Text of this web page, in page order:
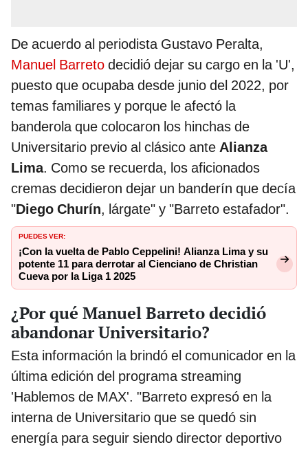
De acuerdo al periodista Gustavo Peralta,
Manuel Barreto decidió dejar su cargo en la 'U',
puesto que ocupaba desde junio del 2022, por
temas familiares y porque le afectó la
banderola que colocaron los hinchas de
Universitario previo al clásico ante Alianza
Lima. Como se recuerda, los aficionados
cremas decidieron dejar un banderín que decía
"Diego Churín, lárgate" y "Barreto estafador".
PUEDES VER:
¡Con la vuelta de Pablo Ceppelini! Alianza Lima y su
potente 11 para derrotar al Cienciano de Christian
Cueva por la Liga 1 2025
¿Por qué Manuel Barreto decidió
abandonar Universitario?
Esta información la brindó el comunicador en la
última edición del programa streaming
'Hablemos de MAX'. "Barreto expresó en la
interna de Universitario que se quedó sin
energía para seguir siendo director deportivo